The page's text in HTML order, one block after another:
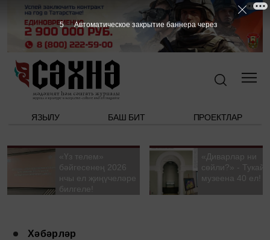
ЯЗЫЛУ БАШ БИТ ПРОЕКТЛАР
«Үз телем»
бәйгесенең 2026
нчы ел җиңүчеләре
билгеле!
«Диварлар ни
сөйли?» - Тукай
музеена 40 ел!
Хәбәрләр
4 Автоматическое закрытие баннера через